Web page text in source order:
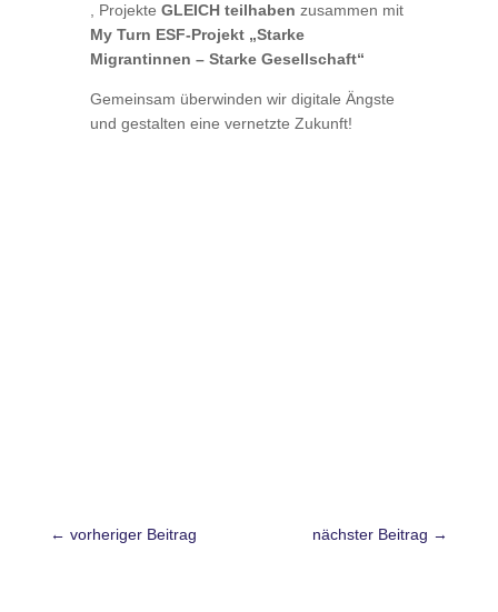
, Projekte GLEICH teilhaben zusammen mit
My Turn ESF-Projekt „Starke
Migrantinnen – Starke Gesellschaft“
Gemeinsam überwinden wir digitale Ängste
und gestalten eine vernetzte Zukunft!
← vorheriger Beitrag nächster Beitrag →